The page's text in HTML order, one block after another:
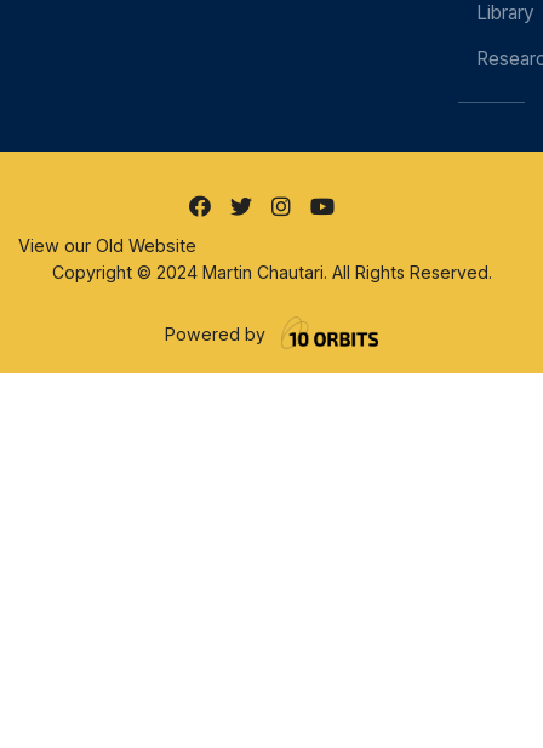
Library
View our Old Website
Copyright © 2024 Martin Chautari. All Rights Reserved.
Powered by